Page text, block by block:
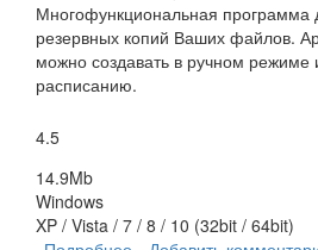
Многофункциональная программа
резервных копий Ваших файлов.
можно создавать в ручном режиме
расписанию.
4.5
14.9Mb
Windows
XP / Vista / 7 / 8 / 10 (32bit / 64bit)